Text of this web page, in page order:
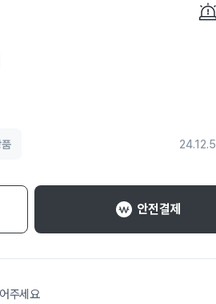
24.12.5
안전결제
주세요